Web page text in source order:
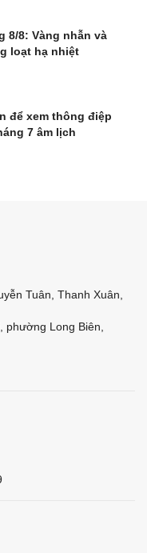
8/8: Vàng nhẫn và
loạt hạ nhiệt
để xem thông điệp
7 âm lịch
Tuân, Thanh Xuân,
phường Long Biên,